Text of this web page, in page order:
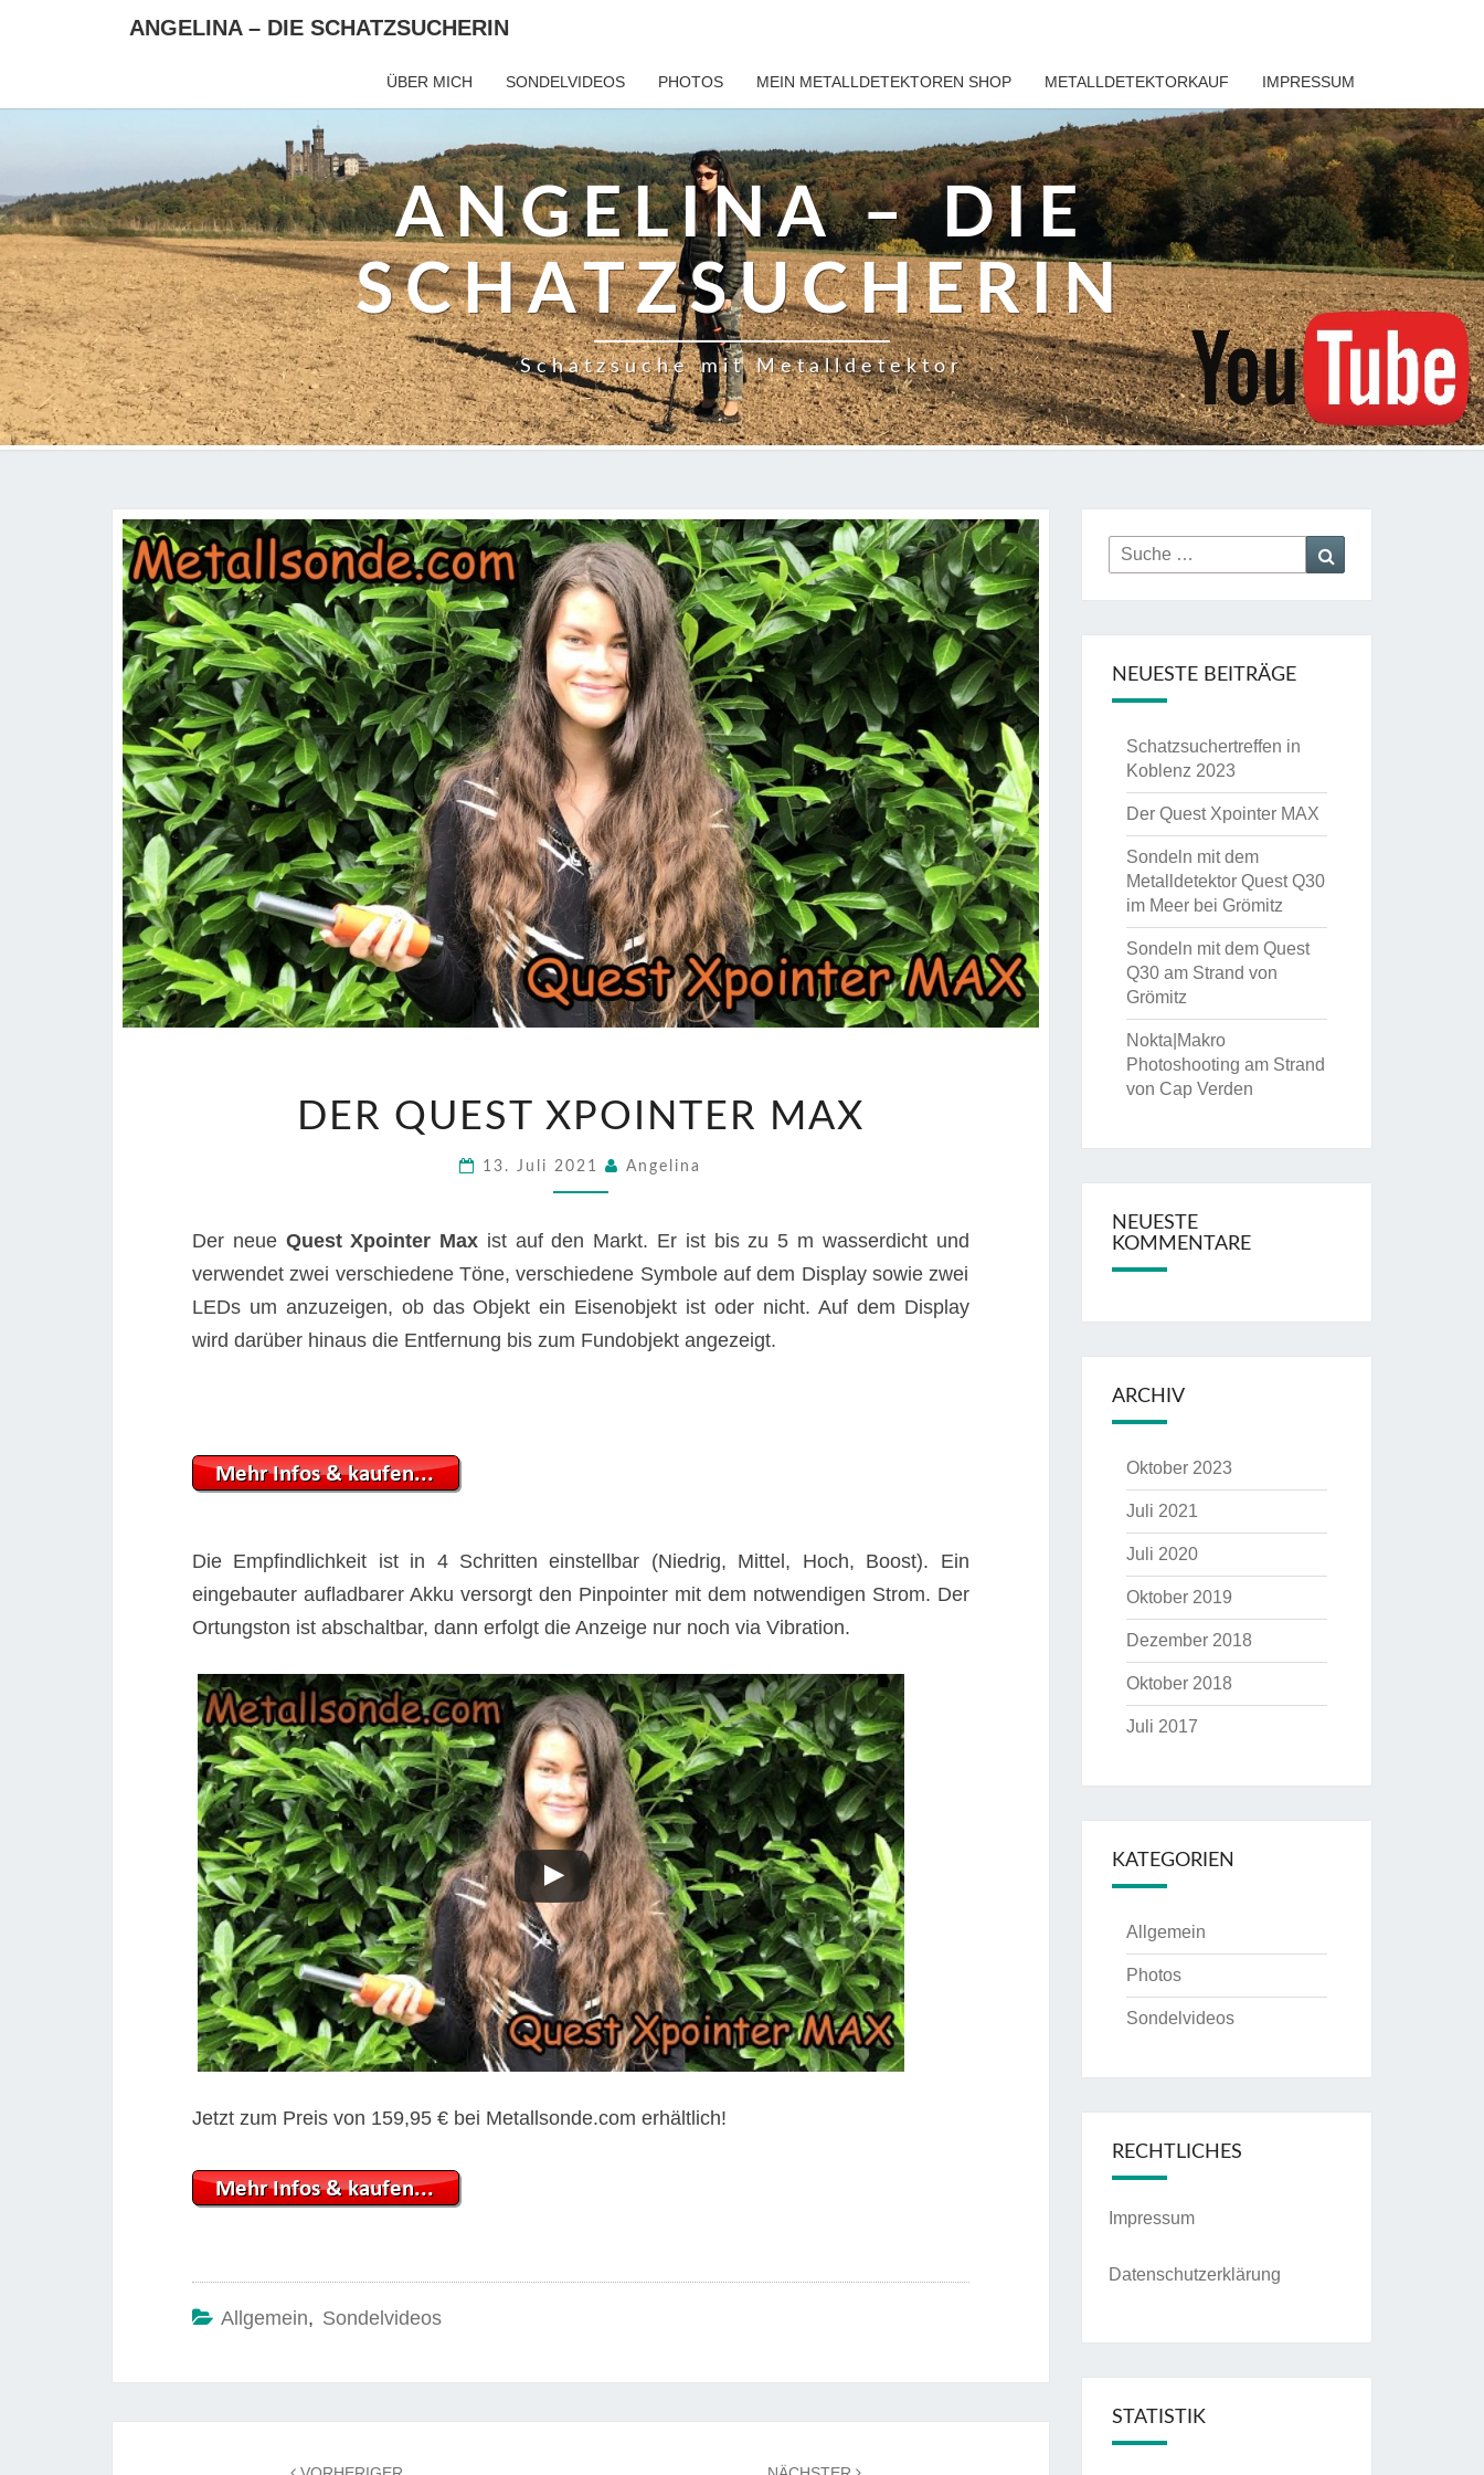
ANGELINA – DIE SCHATZSUCHERIN
ÜBER MICH SONDELVIDEOS PHOTOS MEIN METALLDETEKTOREN SHOP METALLDETEKTORKAUF IMPRESSUM
ANGELINA – DIE
SCHATZSUCHERIN
Schatzsuche mit Metalldetektor
QUEST
MAX
DER QUEST XPOINTER MAX
13. Juli 2021 Angelina
Der neue Quest Xpointer Max ist auf den Markt. Er ist bis zu 5 m wasserdicht und
verwendet zwei verschiedene Töne, verschiedene Symbole auf dem Display sowie zwei
LEDs um anzuzeigen, ob das Objekt ein Eisenobjekt ist oder nicht. Auf dem Display
wird darüber hinaus die Entfernung bis zum Fundobjekt angezeigt.
Die Empfindlichkeit ist in 4 Schritten einstellbar (Niedrig, Mittel, Hoch, Boost). Ein
eingebauter aufladbarer Akku versorgt den Pinpointer mit dem notwendigen Strom. Der
Ortungston ist abschaltbar, dann erfolgt die Anzeige nur noch via Vibration.
Jetzt zum Preis von 159,95 € bei Metallsonde.com erhältlich!
Allgemein, Sondelvideos
Suche
nach:
NEUESTE BEITRÄGE
Schatzsuchertreffen in
Koblenz 2023
Der Quest Xpointer MAX
Sondeln mit dem
Metalldetektor Quest Q30
im Meer bei Grömitz
Sondeln mit dem Quest
Q30 am Strand von
Grömitz
Nokta|Makro
Photoshooting am Strand
von Cap Verden
NEUESTE
KOMMENTARE
ARCHIV
Oktober 2023
Juli 2021
Juli 2020
Oktober 2019
Dezember 2018
Oktober 2018
Juli 2017
KATEGORIEN
Allgemein
Photos
Sondelvideos
RECHTLICHES
Impressum
Datenschutzerklärung
STATISTIK